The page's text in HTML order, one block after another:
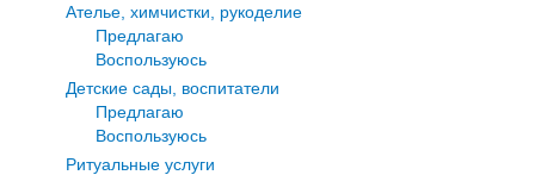
Ателье, химчистки, рукоделие
Предлагаю
Воспользуюсь
Детские сады, воспитатели
Предлагаю
Воспользуюсь
Ритуальные услуги